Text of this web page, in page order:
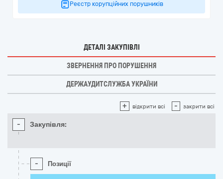
Реєстр корупційних порушників
ДЕТАЛІ ЗАКУПІВЛІ
ЗВЕРНЕННЯ ПРО ПОРУШЕННЯ
ДЕРЖАУДИТСЛУЖБА УКРАЇНИ
+ відкрити всі - закрити всі
- Закупівля:
- Позиції